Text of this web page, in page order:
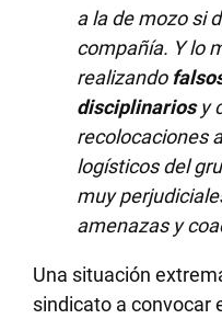
a la de mozo si
compañía. Y lo
realizando
disciplinariosy
recolocaciones
logísticos del
muy
amenazas y
Una situación
sindicato a convocar